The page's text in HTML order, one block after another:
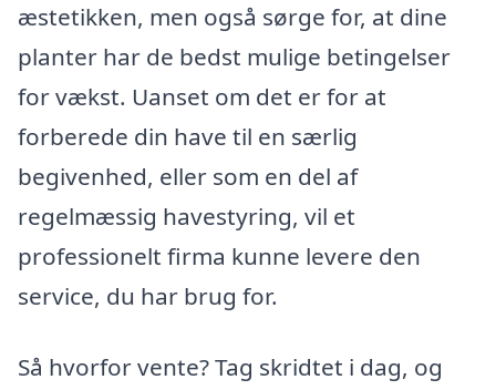
æstetikken, men også sørge for, at dine
planter har de bedst mulige betingelser
for vækst. Uanset om det er for at
forberede din have til en særlig
begivenhed, eller som en del af
regelmæssig havestyring, vil et
professionelt firma kunne levere den
service, du har brug for.
Så hvorfor vente? Tag skridtet i dag, og